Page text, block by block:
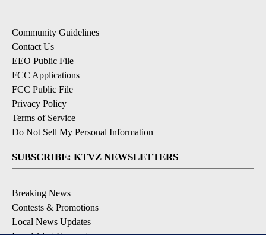
Community Guidelines
Contact Us
EEO Public File
FCC Applications
FCC Public File
Privacy Policy
Terms of Service
Do Not Sell My Personal Information
SUBSCRIBE: KTVZ NEWSLETTERS
Breaking News
Contests & Promotions
Local News Updates